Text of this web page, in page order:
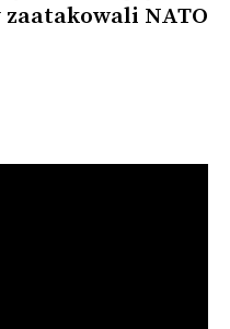
NATO